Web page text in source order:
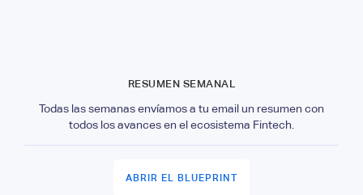
RESUMEN SEMANAL
Todas las semanas envíamos a tu email un resumen con
todos los avances en el ecosistema Fintech.
ABRIR EL BLUEPRINT